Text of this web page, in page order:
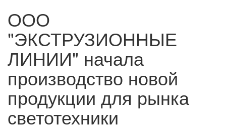
ООО
"ЭКСТРУЗИОННЫЕ
ЛИНИИ" начала
производство новой
продукции для рынка
светотехники